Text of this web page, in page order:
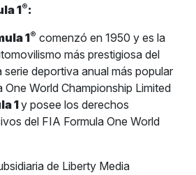
1®:
1® comenzó en 1950 y es la
más prestigiosa del
deportiva anual más popular
One World Championship Limited
1y posee los derechos
del FIA Formula One World
de Liberty Media